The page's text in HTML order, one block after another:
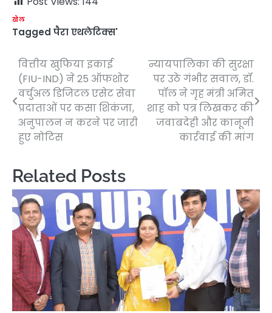
खेल
Tagged पैरा एथलेटिक्स'
Post
navigation
वित्तीय खुफिया इकाई
(FIU-IND) ने 25 ऑफशोर
वर्चुअल डिजिटल एसेट सेवा
प्रदाताओं पर कसा शिकंजा,
अनुपालन न करने पर जारी
हुए नोटिस
न्यायपालिका की सुरक्षा
पर उठे गंभीर सवाल, डॉ.
पॉल ने गृह मंत्री अमित
शाह को पत्र लिखकर की
जवाबदेही और कानूनी
कार्रवाई की मांग
Related Posts